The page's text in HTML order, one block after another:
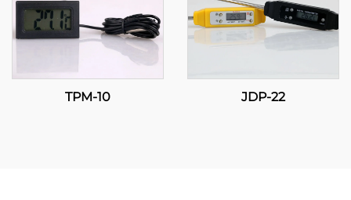
TPM-10 JDP-22